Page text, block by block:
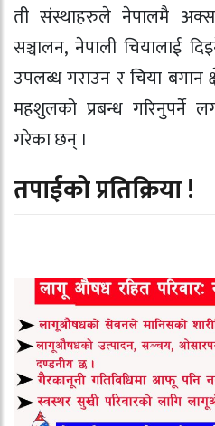
ती संस्थाहरुले नेपालमै अक्सन
सञ्चालन, नेपाली चियालाई
उपलब्ध गराउन र चिया बगान
महशुलको प्रबन्ध गरिनुपर्ने
गरेका छन् ।
तपाईको प्रतिक्रिया !